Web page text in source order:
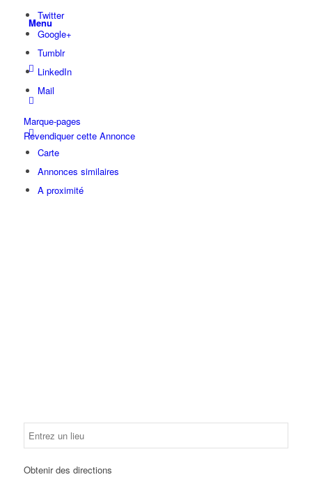
Menu
Twitter
Google+
Tumblr
LinkedIn
Mail
Marque-pages
Revendiquer cette Annonce
Carte
Annonces similaires
A proximité
Obtenir des directions